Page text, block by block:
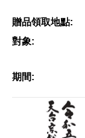
贈品領取地點:
對象:
期間: